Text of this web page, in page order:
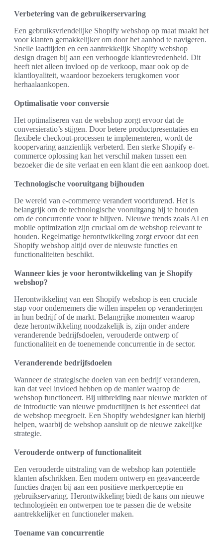
Verbetering van de gebruikerservaring
Een gebruiksvriendelijke Shopify webshop op maat maakt het
voor klanten gemakkelijker om door het aanbod te navigeren.
Snelle laadtijden en een aantrekkelijk Shopify webshop
design dragen bij aan een verhoogde klanttevredenheid. Dit
heeft niet alleen invloed op de verkoop, maar ook op de
klantloyaliteit, waardoor bezoekers terugkomen voor
herhaalaankopen.
Optimalisatie voor conversie
Het optimaliseren van de webshop zorgt ervoor dat de
conversieratio’s stijgen. Door betere productpresentaties en
flexibele checkout-processen te implementeren, wordt de
koopervaring aanzienlijk verbeterd. Een sterke Shopify e-
commerce oplossing kan het verschil maken tussen een
bezoeker die de site verlaat en een klant die een aankoop doet.
Technologische vooruitgang bijhouden
De wereld van e-commerce verandert voortdurend. Het is
belangrijk om de technologische vooruitgang bij te houden
om de concurrentie voor te blijven. Nieuwe trends zoals AI en
mobile optimization zijn cruciaal om de webshop relevant te
houden. Regelmatige herontwikkeling zorgt ervoor dat een
Shopify webshop altijd over de nieuwste functies en
functionaliteiten beschikt.
Wanneer kies je voor herontwikkeling van je Shopify
webshop?
Herontwikkeling van een Shopify webshop is een cruciale
stap voor ondernemers die willen inspelen op veranderingen
in hun bedrijf of de markt. Belangrijke momenten waarop
deze herontwikkeling noodzakelijk is, zijn onder andere
veranderende bedrijfsdoelen, verouderde ontwerp of
functionaliteit en de toenemende concurrentie in de sector.
Veranderende bedrijfsdoelen
Wanneer de strategische doelen van een bedrijf veranderen,
kan dat veel invloed hebben op de manier waarop de
webshop functioneert. Bij uitbreiding naar nieuwe markten of
de introductie van nieuwe productlijnen is het essentieel dat
de webshop meegroeit. Een Shopify webdesigner kan hierbij
helpen, waarbij de webshop aansluit op de nieuwe zakelijke
strategie.
Verouderde ontwerp of functionaliteit
Een verouderde uitstraling van de webshop kan potentiële
klanten afschrikken. Een modern ontwerp en geavanceerde
functies dragen bij aan een positieve merkperceptie en
gebruikservaring. Herontwikkeling biedt de kans om nieuwe
technologieën en ontwerpen toe te passen die de website
aantrekkelijker en functioneler maken.
Toename van concurrentie